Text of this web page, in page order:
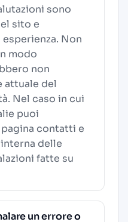
sono
sito e
Non
modo
non
attuale del
Nel caso in cui
puoi
contatti e
delle
fatte su
un errore o